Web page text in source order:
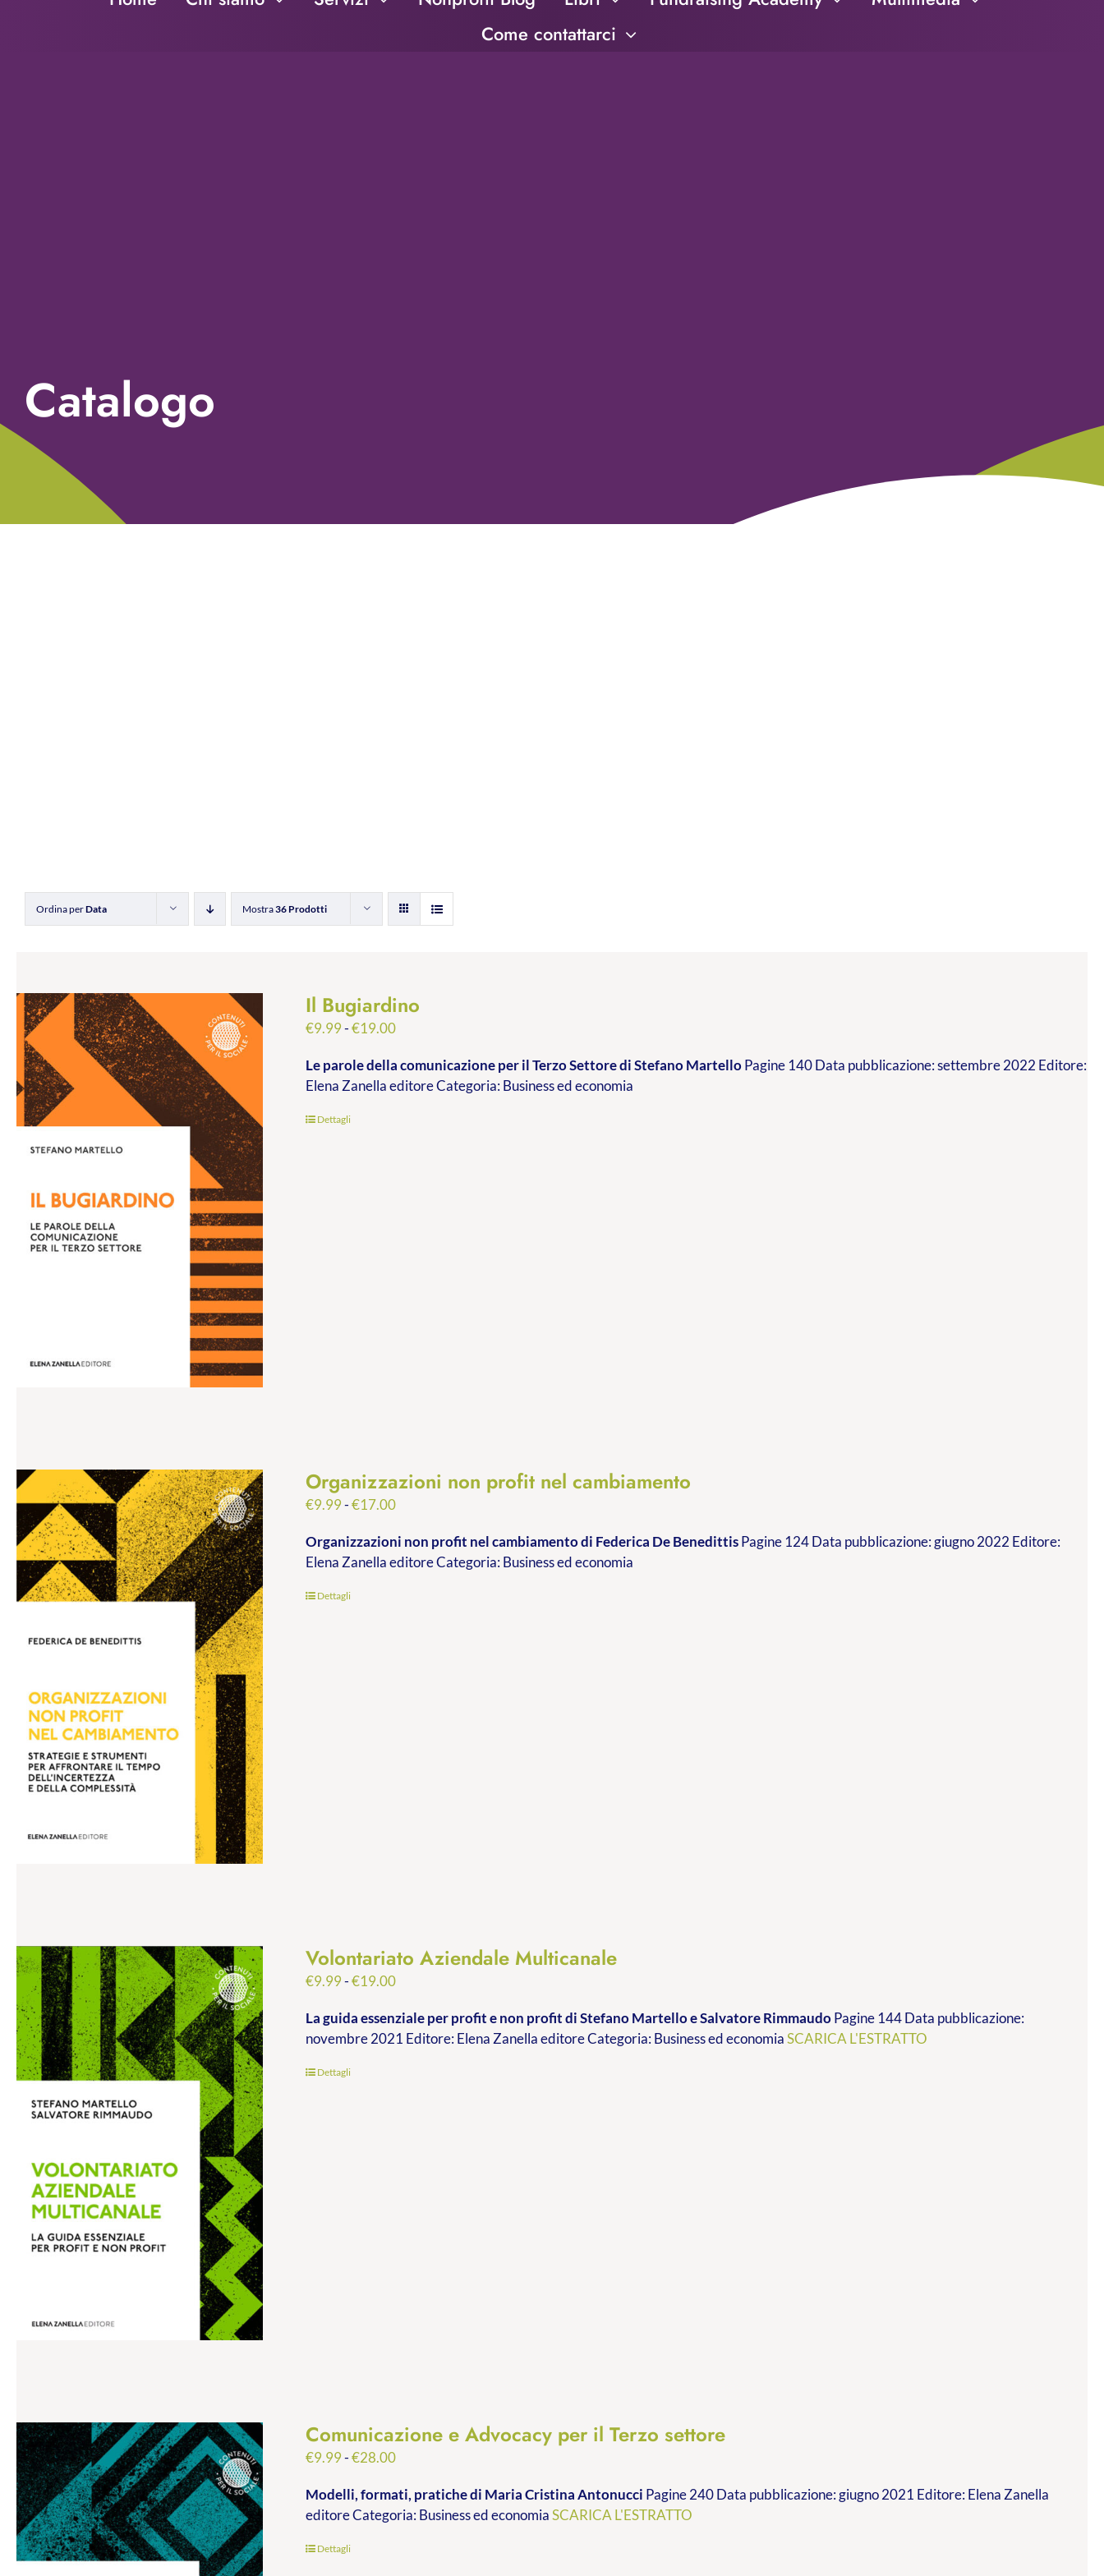
Come contattarci
Catalogo
Ordina perData Mostra36 Prodotti
Il Bugiardino
€9.99-€19.00Fascia
prezzo:
da
Le parole della comunicazione per il Terzo Settoredi Stefano MartelloPagine 140 Data pubblicazione: settembre 2022 Editore:
Elena Zanella editore Categoria: Business ed economia
Dettagli
Organizzazioni non profit nel cambiamento
€9.99-€17.00Fascia
prezzo:
da
Organizzazioni non profit nel cambiamentodi Federica De BenedittisPagine 124 Data pubblicazione: giugno 2022 Editore:
Elena Zanella editore Categoria: Business ed economia
Dettagli
Volontariato Aziendale Multicanale
€9.99-€19.00Fascia
prezzo:
da
La guida essenziale per profit e non profitdi Stefano Martello e Salvatore RimmaudoPagine 144 Data pubblicazione:
novembre 2021 Editore: Elena Zanella editore Categoria: Business ed economiaSCARICA L'ESTRATTO
Dettagli
Comunicazione e Advocacy per il Terzo settore
€9.99-€28.00Fascia
prezzo:
da
Modelli, formati, pratichedi Maria Cristina Antonucci Pagine 240 Data pubblicazione: giugno 2021 Editore: Elena Zanella
editore Categoria: Business ed economiaSCARICA L'ESTRATTO
Dettagli